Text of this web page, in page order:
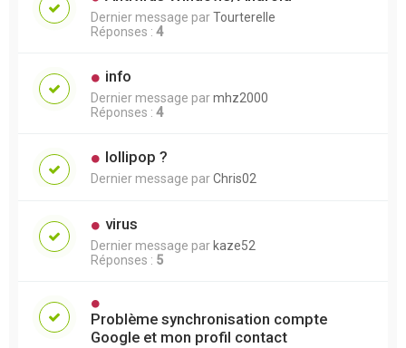
Dernier message parTourterelle
Réponses : 4
info
Dernier message parmhz2000
Réponses : 4
lollipop ?
Dernier message parChris02
virus
Dernier message par kaze52
Réponses : 5
Problème synchronisation compte
Google et mon profil contact